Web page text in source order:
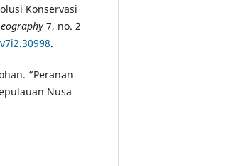
Konservasi
7, no. 2
.
“Peranan
Nusa